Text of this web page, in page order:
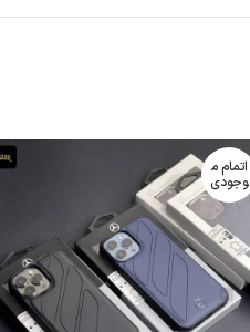
اتمام م
وجودی